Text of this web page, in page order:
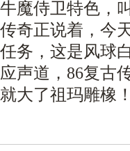
魔侍卫特色，
奇正说着，今
务，这是风球
声道，86复古
大了祖玛雕橡